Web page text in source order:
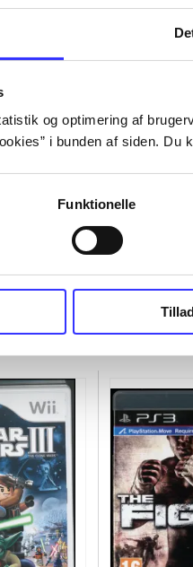
og optimering af
i bunden af siden. Du
Funktionelle